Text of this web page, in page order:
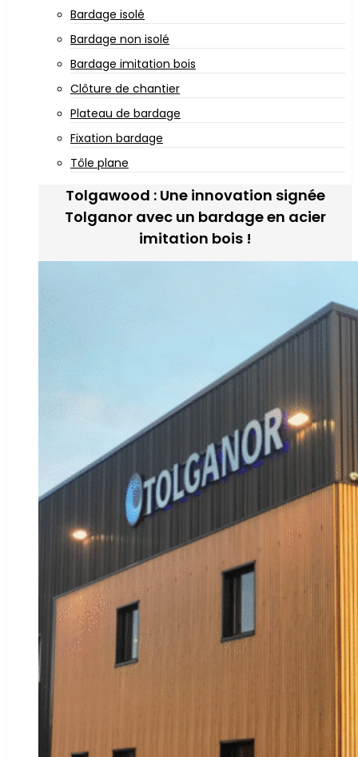
Bardage isolé
Bardage non isolé
Bardage imitation bois
Clôture de chantier
Plateau de bardage
Fixation bardage
Tôle plane
Tolgawood : Une innovation signée
Tolganor avec un bardage en acier
imitation bois !